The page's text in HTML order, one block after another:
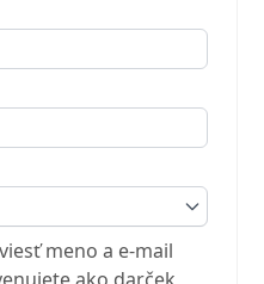
meno a e-mail